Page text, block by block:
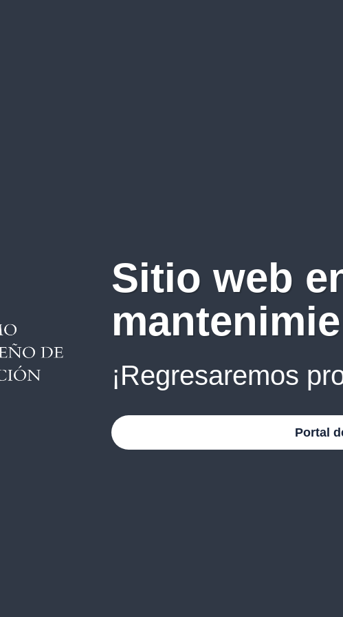
Sitio web
¡Regresaremos
Portal